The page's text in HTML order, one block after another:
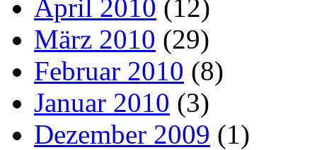
April 2010 (12)
März 2010 (29)
Februar 2010 (8)
Januar 2010 (3)
Dezember 2009 (1)